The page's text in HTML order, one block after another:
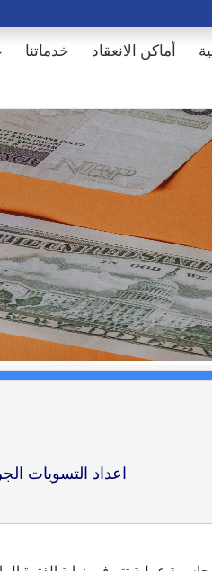
خدماتنا أماكن الانعقاد
اعداد التسويات